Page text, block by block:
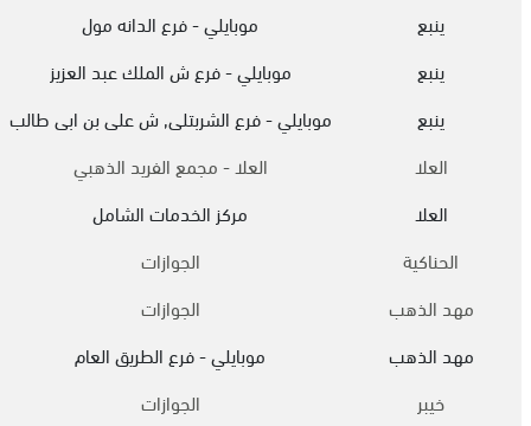
ينبع
موبايلي - فرع الدانه مول
ينبع
موبايلي - فرع ش الملك عبد العزيز
ينبع
موبايلي - فرع الشربتلى, ش على بن ابى طالب
العلا
العلا - مجمع الفريد الذهبي
العلا
مركز الخدمات الشامل
الحناكية
الجوازات
مهد الذهب
الجوازات
مهد الذهب
موبايلي - فرع الطريق العام
خيبر
الجوازات